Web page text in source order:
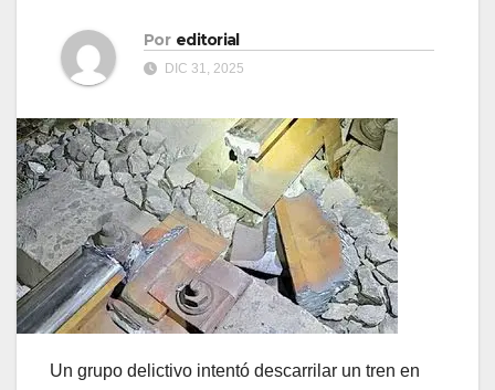
Por editorial
DIC 31, 2025
Un grupo delictivo intentó descarrilar un tren en